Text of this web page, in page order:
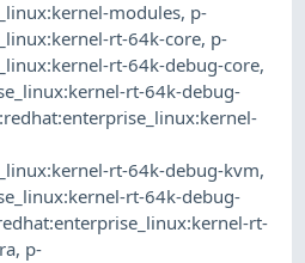
modules, p-
rt-64k-core, p-
rt-64k-debug-core,
rt-64k-debug-
rt-64k-debug-kvm,
rt-64k-debug-
rt-
, p-